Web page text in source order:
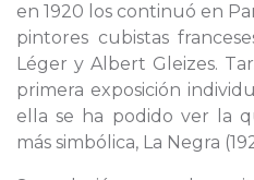
en 1920 los continuó en
pintores cubistas
Léger y Albert Gleizes.
primera exposición
ella se ha podido ver la
más simbólica, La Negra